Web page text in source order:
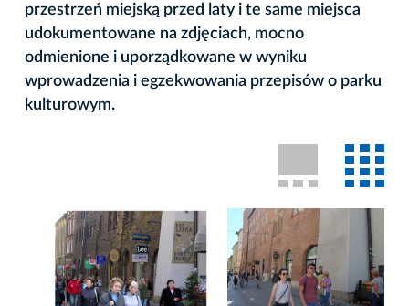
przestrzeń miejską przed laty i te same miejsca
udokumentowane na zdjęciach, mocno
odmienione i uporządkowane w wyniku
wprowadzenia i egzekwowania przepisów o parku
kulturowym.